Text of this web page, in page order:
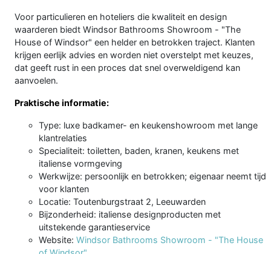
Voor particulieren en hoteliers die kwaliteit en design
waarderen biedt Windsor Bathrooms Showroom - "The
House of Windsor" een helder en betrokken traject. Klanten
krijgen eerlijk advies en worden niet overstelpt met keuzes,
dat geeft rust in een proces dat snel overweldigend kan
aanvoelen.
Praktische informatie:
Type: luxe badkamer- en keukenshowroom met lange
klantrelaties
Specialiteit: toiletten, baden, kranen, keukens met
italiense vormgeving
Werkwijze: persoonlijk en betrokken; eigenaar neemt tijd
voor klanten
Locatie: Toutenburgstraat 2, Leeuwarden
Bijzonderheid: italiense designproducten met
uitstekende garantieservice
Website: Windsor Bathrooms Showroom - "The House